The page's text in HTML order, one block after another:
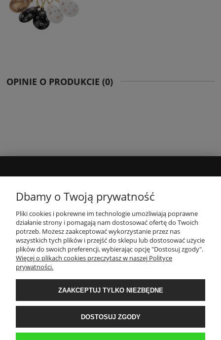
OPINIE O PRODUKCIE (0)
TWOJE KONTO
PŁATNOŚCI I DOSTAWA
O NAS
Sklep internetowy Kwestia-Gustu | WGRO S.A. Hala K 3 boks 42 | ul.
Dbamy o Twoją prywatność
Pliki cookies i pokrewne im technologie umożliwiają poprawne
działanie strony i pomagają nam dostosować ofertę do Twoich
potrzeb. Możesz zaakceptować wykorzystanie przez nas
wszystkich tych plików i przejść do sklepu lub dostosować użycie
plików do swoich preferencji, wybierając opcję "Dostosuj zgody".
Więcej o plikach cookies przeczytasz w naszej Polityce
prywatności.
ZAAKCEPTUJ TYLKO NIEZBĘDNE
DOSTOSUJ ZGODY